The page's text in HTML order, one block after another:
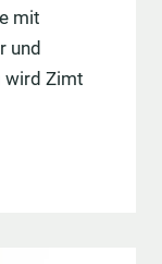
mit
und
wird Zimt